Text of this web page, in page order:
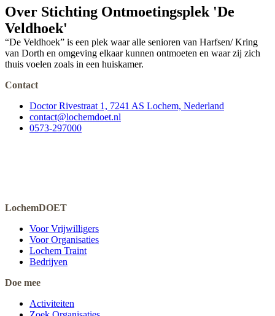
Over Stichting Ontmoetingsplek 'De
Veldhoek'
“De Veldhoek” is een plek waar alle senioren van Harfsen/ Kring
van Dorth en omgeving elkaar kunnen ontmoeten en waar zij zich
thuis voelen zoals in een huiskamer.
Contact
Doctor Rivestraat 1, 7241 AS Lochem, Nederland
contact@lochemdoet.nl
0573-297000
LochemDOET
Voor Vrijwilligers
Voor Organisaties
Lochem Traint
Bedrijven
Doe mee
Activiteiten